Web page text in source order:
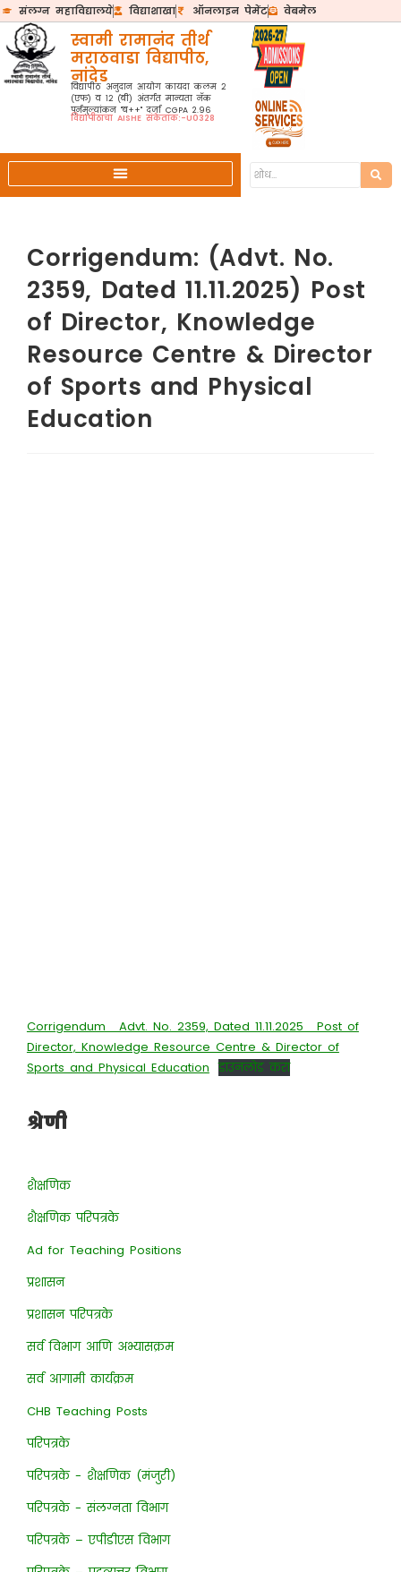
संलग्न महाविद्यालये विद्याशाखा ऑनलाइन पेमेंट वेबमेल
स्वामी रामानंद तीर्थ
मराठवाडा विद्यापीठ,
नांदेड
विद्यापीठ अनुदान आयोग कायदा कलम २
(एफ) व १२ (बी) अंतर्गत मान्यता नॅक
पुर्नमुल्यांकन "ब++" दर्जा CGPA 2.96
विद्यापीठाचा AISHE संकेतांक:-U0328
Corrigendum: (Advt. No.
2359, Dated 11.11.2025) Post
of Director, Knowledge
Resource Centre & Director
of Sports and Physical
Education
Corrigendum _Advt. No. 2359, Dated 11.11.2025_ Post of
Director, Knowledge Resource Centre & Director of
Sports and Physical Education डाउनलोड करा
श्रेणी
शैक्षणिक
शैक्षणिक परिपत्रके
Ad for Teaching Positions
प्रशासन
प्रशासन परिपत्रके
सर्व विभाग आणि अभ्यासक्रम
सर्व आगामी कार्यक्रम
CHB Teaching Posts
परिपत्रके
परिपत्रके - शैक्षणिक (मंजुरी)
परिपत्रके - संलग्नता विभाग
परिपत्रके – एपीडीएस विभाग